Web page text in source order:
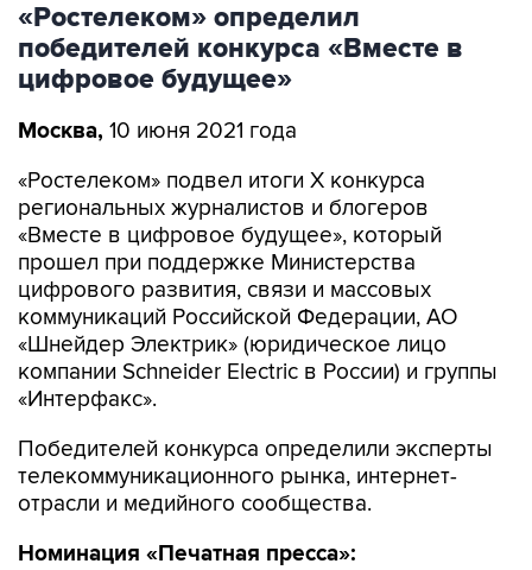
«Ростелеком» определил
победителей конкурса «Вместе в
цифровое будущее»
Москва, 10 июня 2021 года
«Ростелеком» подвел итоги X конкурса
региональных журналистов и блогеров
«Вместе в цифровое будущее», который
прошел при поддержке Министерства
цифрового развития, связи и массовых
коммуникаций Российской Федерации, АО
«Шнейдер Электрик» (юридическое лицо
компании Schneider Electric в России) и группы
«Интерфакс».
Победителей конкурса определили эксперты
телекоммуникационного рынка, интернет-
отрасли и медийного сообщества.
Номинация «Печатная пресса»: